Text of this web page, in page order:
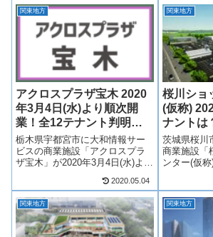
関東地方
アクロスプラザ宝木 2020
年3月4日(水)より順次開
業！全12テナント判明！
最新情報も！
栃木県宇都宮市に大和情報サー
ビスの商業施設「アクロスプラ
ザ宝木」が2020年3月4日(水)より
店舗が出店！テナントは？アク
セスは？求人情報も含め、詳し
く見ていきます！【2019年9月11
日 公開】【2019年1...
2020.05.04
関東地方
桜川ショ
(仮称)
ナントは
茨城県桜川
商業施設「
ンター(仮称
にベイシ
複合商業ゾ
テナントは
いった最新
め、桜川...
関東地方 関東地方